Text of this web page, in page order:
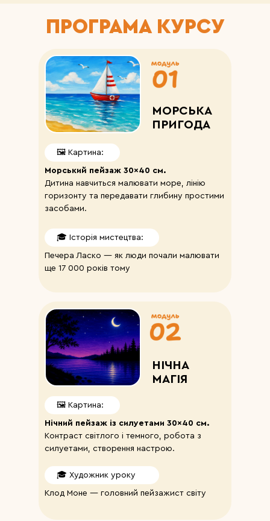
ПРОГРАМА КУРСУ
НІЧНА
МАГІЯ
🎓 Художник уроку
🖼️ Картина:
Клод Моне — головний пейзажист світу
Нічний пейзаж із силуетами 30×40 см.
Контраст світлого і темного, робота з
силуетами, створення настрою.
МОРСЬКА
ПРИГОДА
🎓 Історія мистецтва:
🖼️ Картина:
Печера Ласко — як люди почали малювати
ще 17 000 років тому
Морський пейзаж 30×40 см.
Дитина навчиться малювати море, лінію
горизонту та передавати глибину простими
засобами.